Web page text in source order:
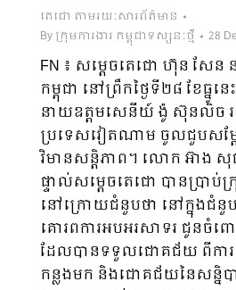
តេជោ តាមរយៈសារព័ត៌មាន
By ក្រុមការងារ កម្ពុជាទស្សនៈថ្មី 28
FN ៖ សម្តេចតេជោ ហ៊ុន សែន ន
កម្ពុជា នៅព្រឹកថ្ងៃទី២៨ ខែធ្នូន
នាយឧត្តមសេនីយ៍ ង៉ូ ស៊ុនលិច រដ្ឋ
ប្រទេសវៀតណាម ​ចូលជួបសម្ត
វិមានសន្តិភាព។ លោក អ៊ាង សុ
ផ្ទាល់សម្តេចតេជោ បានប្រាប់
នៅក្រោយជំនួបថា នៅក្នុងជំនួ
គោរព​ការអបអរសាទរ ជូនចំព
ដែលបានទទួលជោគជ័យ ពីការ
កន្លងមក និងជោគជ័យនៃសន្និប